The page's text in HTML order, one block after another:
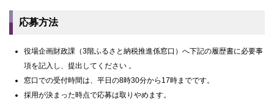
応募方法
役場企画財政課（3階ふるさと納税推進係窓口）へ下記の履歴書に必要事
項を記入し、提出してください 。
窓口での受付時間は、平日の8時30分から17時までです。
採用が決まった時点で応募は取りやめます。